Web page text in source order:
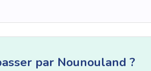
par Nounouland ?